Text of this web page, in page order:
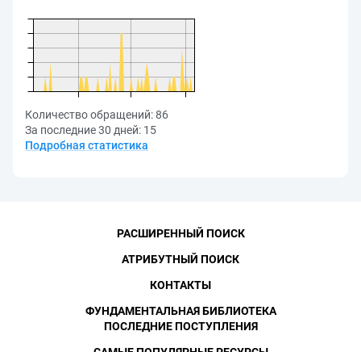
Количество обращений:86
За последние 30 дней: 15
Подробная статистика
РАСШИРЕННЫЙ ПОИСК
АТРИБУТНЫЙ ПОИСК
КОНТАКТЫ
ФУНДАМЕНТАЛЬНАЯ БИБЛИОТЕКА
ПОСЛЕДНИЕ ПОСТУПЛЕНИЯ